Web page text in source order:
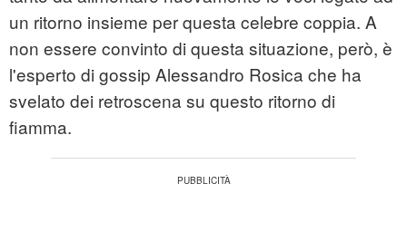
un ritorno insieme per questa celebre coppia. A
non essere convinto di questa situazione, però, è
l'esperto di gossip Alessandro Rosica che ha
svelato dei retroscena su questo ritorno di
fiamma.